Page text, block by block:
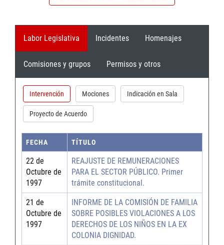
Labor Legislativa Incidentes Homenajes
Comisiones y grupos Permisos y otros
Intervención Mociones Indicación en Sala
Proyecto de Acuerdo
FECHA TÍTULO
22 de
Octubre de
1997
REAJUSTE DE REMUNERACIONES
PARA EL SECTOR PÚBLICO. Primer
trámite constitucional.
21 de
Octubre de
1997
INFORME DE LA COMISIÓN DE FAMILIA
SOBRE POSIBLES VIOLACIONES A LOS
DERECHOS DE LOS NIÑOS EN LA EX
COLONIA DIGNIDAD.